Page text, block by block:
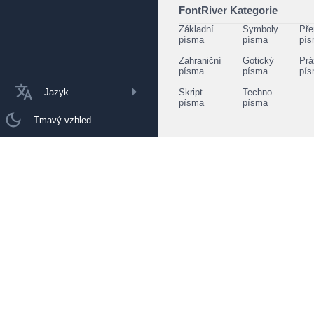
Jazyk
Tmavý vzhled
FontRiver Kategorie
Základní
písma
Symboly
písma
Zahraniční
písma
Gotický
písma
Skript
písma
Techno
písma